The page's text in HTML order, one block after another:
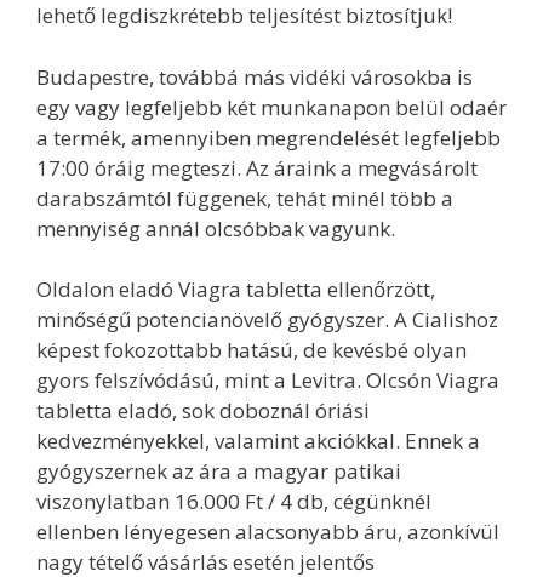
lehető legdiszkrétebb teljesítést biztosítjuk!
Budapestre, továbbá más vidéki városokba is
egy vagy legfeljebb két munkanapon belül odaér
a termék, amennyiben megrendelését legfeljebb
17:00 óráig megteszi. Az áraink a megvásárolt
darabszámtól függenek, tehát minél több a
mennyiség annál olcsóbbak vagyunk.
Oldalon eladó Viagra tabletta ellenőrzött,
minőségű potencianövelő gyógyszer. A Cialishoz
képest fokozottabb hatású, de kevésbé olyan
gyors felszívódású, mint a Levitra. Olcsón Viagra
tabletta eladó, sok doboznál óriási
kedvezményekkel, valamint akciókkal. Ennek a
gyógyszernek az ára a magyar patikai
viszonylatban 16.000 Ft / 4 db, cégünknél
ellenben lényegesen alacsonyabb áru, azonkívül
nagy tételő vásárlás esetén jelentős